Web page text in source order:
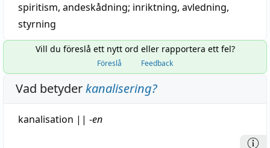
spiritism, andeskådning; inriktning, avledning,
styrning
Vill du föreslå ett nytt ord eller rapportera ett fel?
Föreslå Feedback
Vad betyderkanalisering?
kanalisation || -en